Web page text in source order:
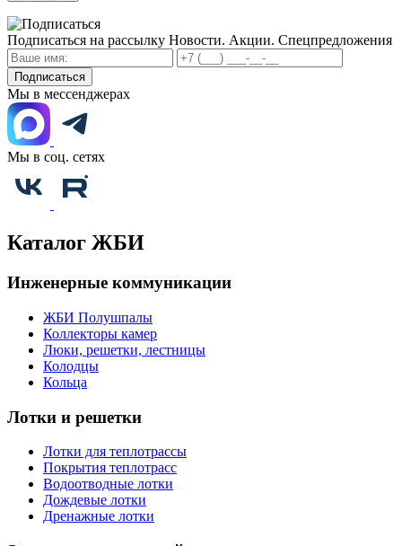
Подписаться на рассылку Новости. Акции. Спецпредложения
Подписаться
Мы в мессенджерах
Мы в соц. сетях
Каталог ЖБИ
Инженерные коммуникации
ЖБИ Полушпалы
Коллекторы камер
Люки, решетки, лестницы
Колодцы
Кольца
Лотки и решетки
Лотки для теплотрассы
Покрытия теплотрасс
Водоотводные лотки
Дождевые лотки
Дренажные лотки